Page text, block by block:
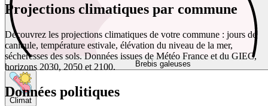
Brebis galeuses
Climat
Projections climatiques par commune
Découvrez les projections climatiques de votre commune : jours de
canicule, température estivale, élévation du niveau de la mer,
sécheresses des sols. Données issues de Météo France et du GIEC,
horizons 2030, 2050 et 2100.
Données politiques